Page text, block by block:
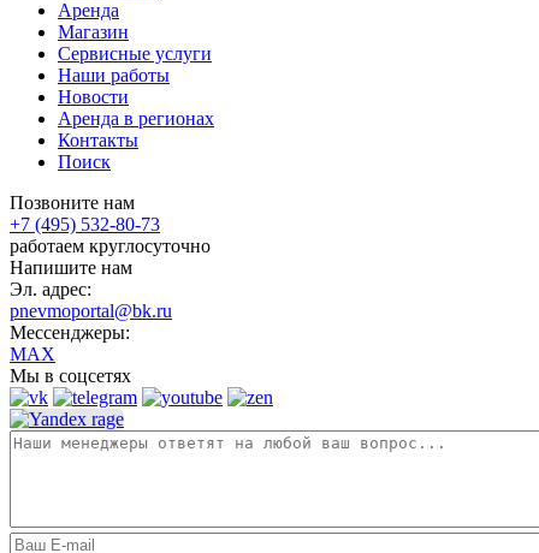
Аренда
Магазин
Сервисные услуги
Наши работы
Новости
Аренда в регионах
Контакты
Поиск
Позвоните нам
+7 (495) 532-80-73
работаем круглосуточно
Напишите нам
Эл. адрес:
pnevmoportal@bk.ru
Мессенджеры:
MAX
Мы в соцсетях